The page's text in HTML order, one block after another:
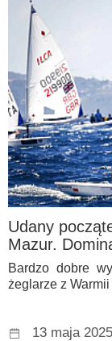
Udany
Mazur.
Bardzo dobre
żeglarze z
13 maja 2025